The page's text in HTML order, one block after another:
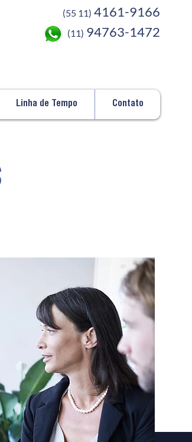
(55 11) 4161-9166
(11) 94763-1472
Linha de Tempo Contato